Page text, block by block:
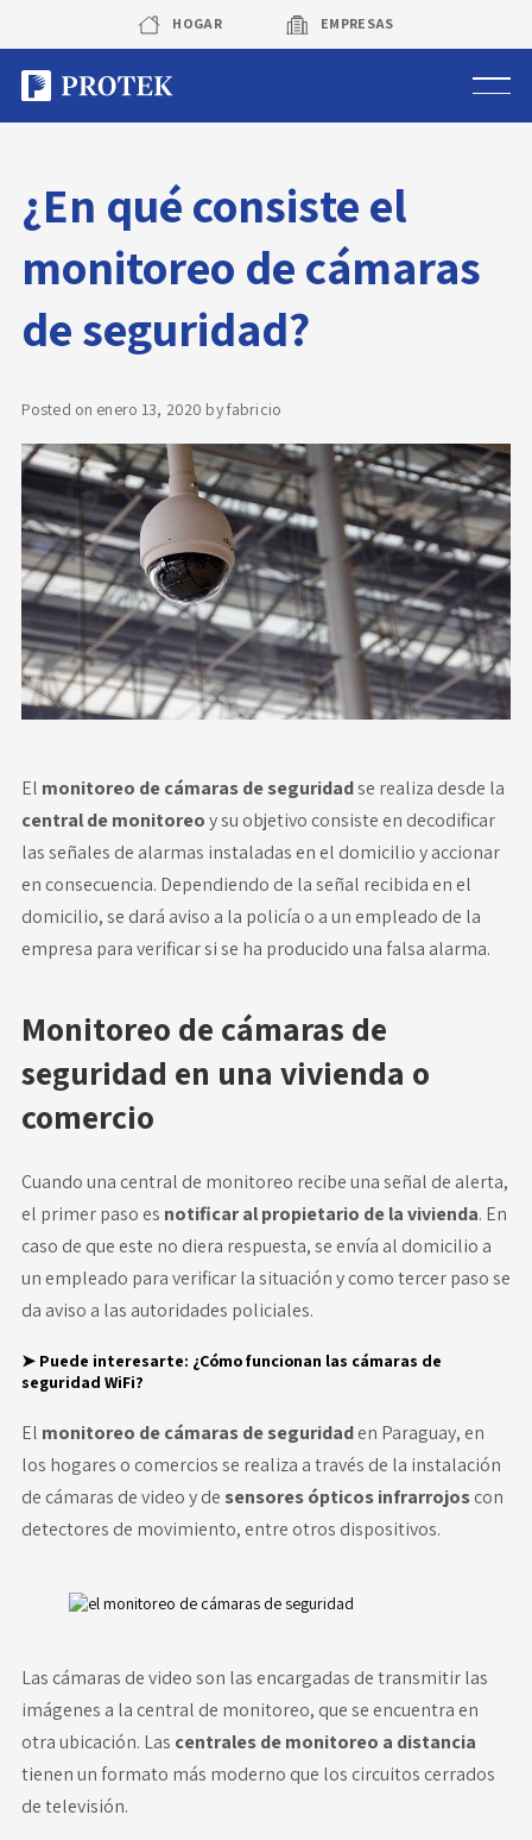
content
HOGAR EMPRESAS
Sistema de cámaras
Rastreo vehicular GPS
Protek Personas
Corredora de seguros
Sobre Protek
Trabaja con nosotros
Novedades
Faq
Contacto
¿En qué consiste el
monitoreo de cámaras
de seguridad?
Posted on enero 13, 2020 byfabricio
El monitoreo de cámaras de seguridadse realiza desde la
central de monitoreoy su objetivo consiste en decodificar
las señales de alarmas instaladas en el domicilio y accionar
en consecuencia. Dependiendo de la señal recibida en el
domicilio, se dará aviso a la policía o a un empleado de la
empresa para verificar si se ha producido una falsa alarma.
Monitoreo de cámaras de
seguridad en una vivienda o
comercio
Cuando una central de monitoreo recibe una señal de alerta,
el primer paso es notificar al propietario de la vivienda. En
caso de que este no diera respuesta, se envía al domicilio a
un empleado para verificar la situación y como tercer paso se
da aviso a las autoridades policiales.
➤ Puede interesarte: ¿Cómo funcionan las cámaras de
seguridad WiFi?
El monitoreo de cámaras de seguridaden Paraguay, en
los hogares o comercios se realiza a través de la instalación
de cámaras de video y de sensores ópticos infrarrojoscon
detectores de movimiento, entre otros dispositivos.
Las cámaras de video son las encargadas de transmitir las
imágenes a la central de monitoreo, que se encuentra en
otra ubicación. Las centrales de monitoreo a distancia
tienen un formato más moderno que los circuitos cerrados
de televisión.